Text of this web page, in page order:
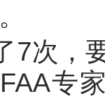
次，
专